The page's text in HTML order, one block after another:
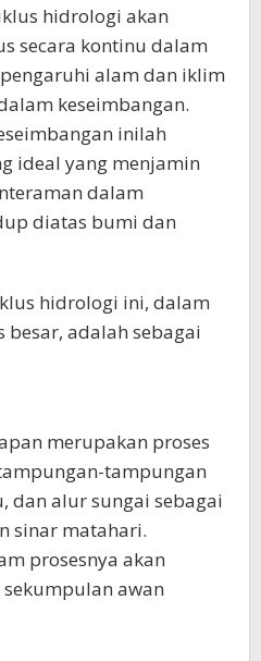
hidrologi akan
secara kontinu dalam
alam dan iklim
keseimbangan.
inilah
ideal yang menjamin
dalam
diatas bumi dan
hidrologi ini, dalam
besar, adalah sebagai
merupakan proses
tampungan
dan alur sungai sebagai
sinar matahari.
prosesnya akan
awan